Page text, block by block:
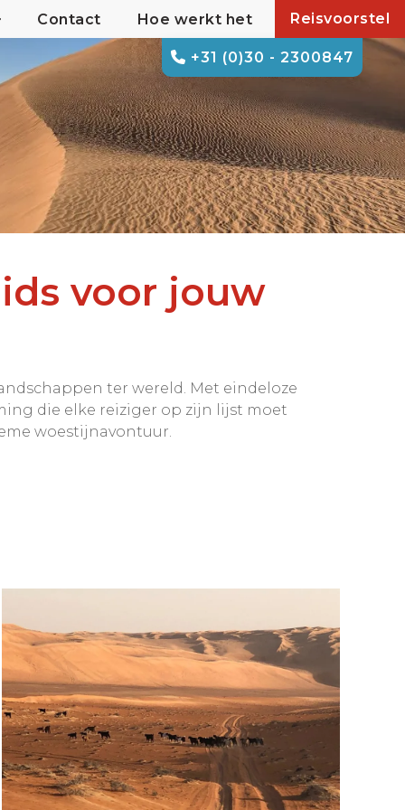
+31 (0)30 - 2300847
Contact Hoe werkt het Reisvoorstel
voor jouw
ter wereld. Met eindeloze
die elke reiziger op zijn lijst moet
woestijnavontuur.